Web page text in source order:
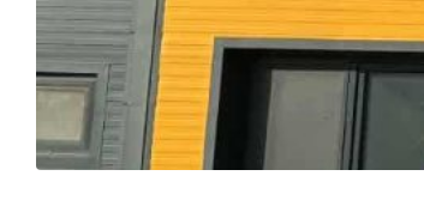
Szemler
Iskolánk
amelynek
világáról,